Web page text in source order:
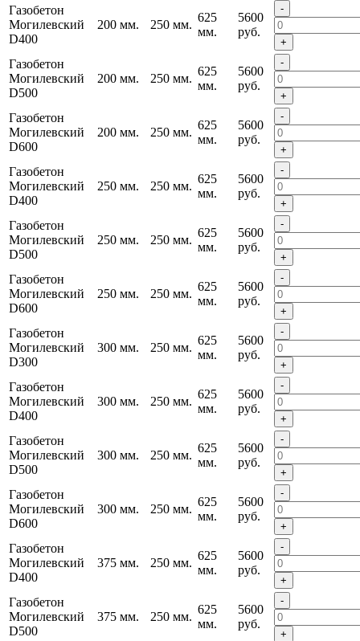
Газобетон
Могилевский
D400
200 мм. 250 мм.
625
мм.
5600
руб.
-
+
Газобетон
Могилевский
D500
200 мм. 250 мм.
625
мм.
5600
руб.
-
+
Газобетон
Могилевский
D600
200 мм. 250 мм.
625
мм.
5600
руб.
-
+
Газобетон
Могилевский
D400
250 мм. 250 мм.
625
мм.
5600
руб.
-
+
Газобетон
Могилевский
D500
250 мм. 250 мм.
625
мм.
5600
руб.
-
+
Газобетон
Могилевский
D600
250 мм. 250 мм.
625
мм.
5600
руб.
-
+
Газобетон
Могилевский
D300
300 мм. 250 мм.
625
мм.
5600
руб.
-
+
Газобетон
Могилевский
D400
300 мм. 250 мм.
625
мм.
5600
руб.
-
+
Газобетон
Могилевский
D500
300 мм. 250 мм.
625
мм.
5600
руб.
-
+
Газобетон
Могилевский
D600
300 мм. 250 мм.
625
мм.
5600
руб.
-
+
Газобетон
Могилевский
D400
375 мм. 250 мм.
625
мм.
5600
руб.
-
+
Газобетон
Могилевский
D500
375 мм. 250 мм.
625
мм.
5600
руб.
-
+